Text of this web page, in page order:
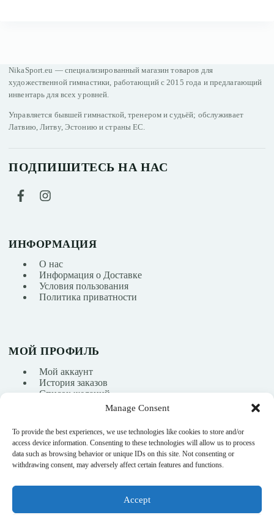
Manage Consent
To provide the best experiences, we use technologies like cookies to store and/or
access device information. Consenting to these technologies will allow us to process
data such as browsing behavior or unique IDs on this site. Not consenting or
withdrawing consent, may adversely affect certain features and functions.
Accept
NikaSport.eu — специализированный магазин товаров для
художественной гимнастики, работающий с 2015 года и предлагающий
инвентарь для всех уровней.
Управляется бывшей гимнасткой, тренером и судьёй; обслуживает
Латвию, Литву, Эстонию и страны ЕС.
ПОДПИШИТЕСЬ НА НАС
ИНФОРМАЦИЯ
О нас
Информация о Доставке
Условия пользования
Политика приватности
МОЙ ПРОФИЛЬ
Мой аккаунт
История заказов
Список желаний
info@nikasport.eu
+371 28228266